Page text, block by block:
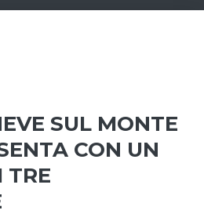
SUL MONTE
CON UN
TRE